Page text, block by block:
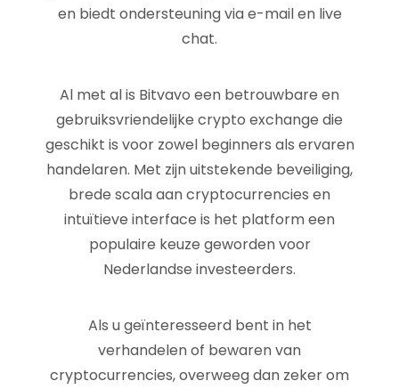
en biedt ondersteuning via e-mail en live
chat.
Al met al is Bitvavo een betrouwbare en
gebruiksvriendelijke crypto exchange die
geschikt is voor zowel beginners als ervaren
handelaren. Met zijn uitstekende beveiliging,
brede scala aan cryptocurrencies en
intuïtieve interface is het platform een
populaire keuze geworden voor
Nederlandse investeerders.
Als u geïnteresseerd bent in het
verhandelen of bewaren van
cryptocurrencies, overweeg dan zeker om